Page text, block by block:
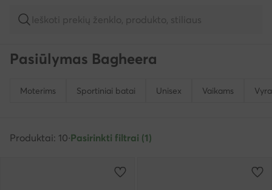
Ieškoti prekių ženklo, produkto, stiliaus
Pasiūlymas Bagheera
Moterims Sportiniai batai Unisex Vaikams
Produktai: 10·Pasirinkti filtrai (1)